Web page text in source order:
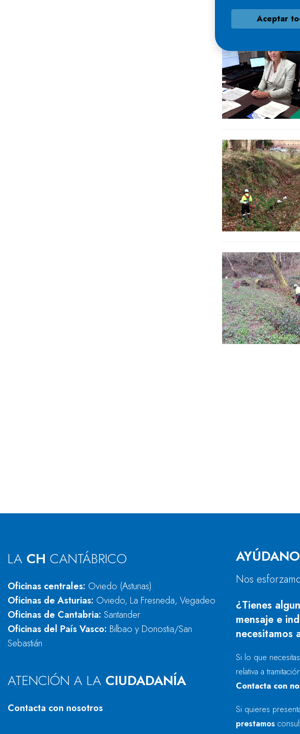
LA CH CANTÁBRICO
Oficinas centrales: Oviedo (Asturias)
Oficinas de Asturias: Oviedo, La Fresneda, Vegadeo
Oficinas de Cantabria: Santander
Oficinas del País Vasco: Bilbao y Donostia/San
Sebastián
ATENCIÓN A LA CIUDADANÍA
Contacta con nosotros
Nos
¿Tienes
mensaje e
necesitamos
Si lo que
relativa a
Contacta con
Si quieres
prestamos
Aceptar